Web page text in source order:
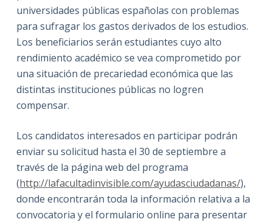
universidades públicas españolas con problemas
para sufragar los gastos derivados de los estudios.
Los beneficiarios serán estudiantes cuyo alto
rendimiento académico se vea comprometido por
una situación de precariedad económica que las
distintas instituciones públicas no logren
compensar.
Los candidatos interesados en participar podrán
enviar su solicitud hasta el 30 de septiembre a
través de la página web del programa
(http://lafacultadinvisible.com/ayudasciudadanas/),
donde encontrarán toda la información relativa a la
convocatoria y el formulario online para presentar